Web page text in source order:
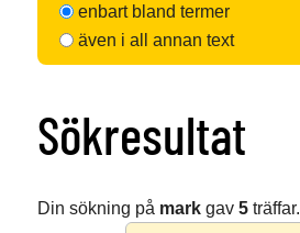
enbart bland termer
även i all annan text
Sökresultat
Din sökning på markgav 5träffar.